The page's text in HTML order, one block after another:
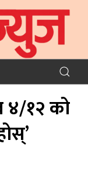
४/१२ को